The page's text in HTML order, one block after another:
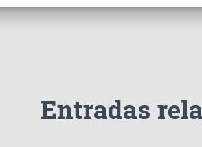
Entradas